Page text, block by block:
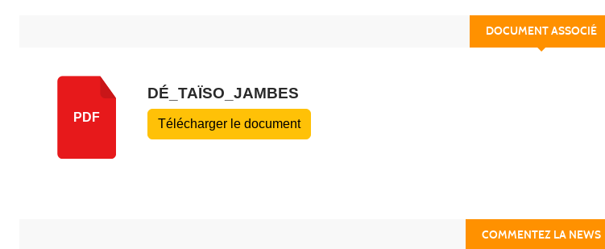
DOCUMENT ASSOCIÉ
PDF
DÉ_TAÏSO_JAMBES
Télécharger le document
COMMENTEZ LA NEWS